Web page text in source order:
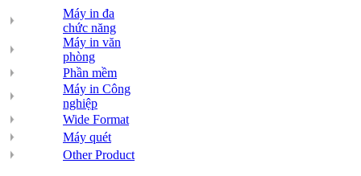
Máy in đa
chức năng
Máy in văn
phòng
Phần mềm
Máy in Công
nghiệp
Wide Format
Máy quét
Other Product